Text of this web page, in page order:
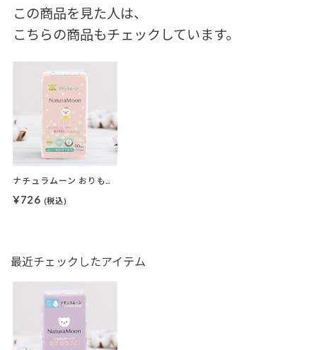
この商品を見た人は、
こちらの商品もチェックしています。
ナチュラムーン おりもの専用シート 40枚入
¥726 (税込)
最近チェックしたアイテム